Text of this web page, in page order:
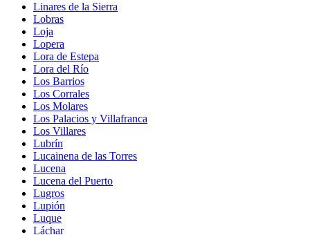
Linares de la Sierra
Lobras
Loja
Lopera
Lora de Estepa
Lora del Río
Los Barrios
Los Corrales
Los Molares
Los Palacios y Villafranca
Los Villares
Lubrín
Lucainena de las Torres
Lucena
Lucena del Puerto
Lugros
Lupión
Luque
Láchar